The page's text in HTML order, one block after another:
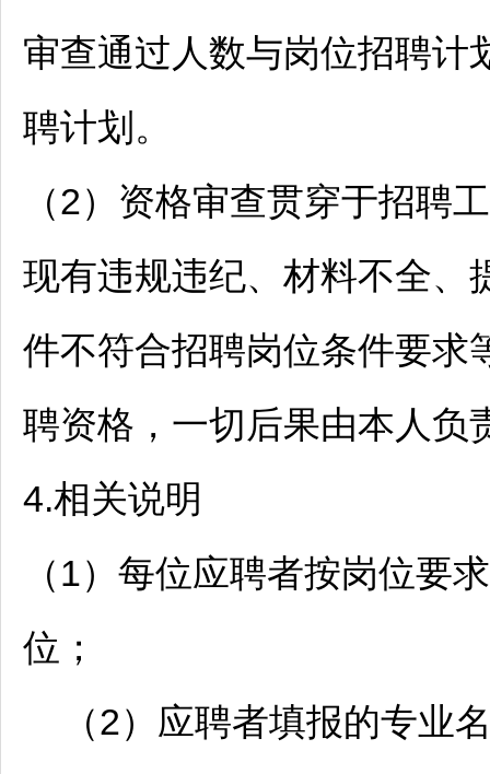
审查通过人数与岗位招聘计
聘计划。
（2）资格审查贯穿于招聘
现有违规违纪、材料不全、
件不符合招聘岗位条件要求
聘资格，一切后果由本人负
4.相关说明
（1）每位应聘者按岗位要
位；
（2）应聘者填报的专业